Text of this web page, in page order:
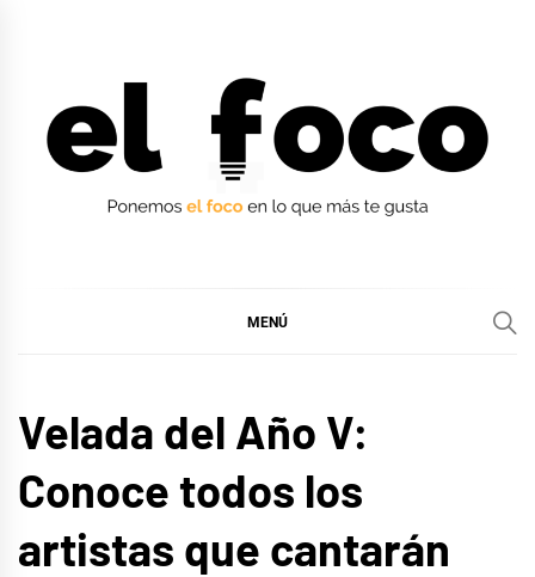
MENÚ
Velada del Año V:
Conoce todos los
artistas que cantarán